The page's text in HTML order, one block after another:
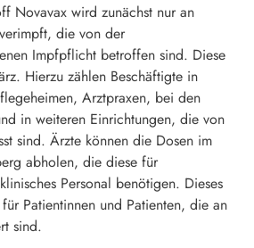
Novavax wird zunächst nur an
die von der
Impfpflicht betroffen sind. Diese
Hierzu zählen Beschäftigte in
Arztpraxen, bei den
in weiteren Einrichtungen, die von
sind. Ärzte können die Dosen im
abholen, die diese für
Personal benötigen. Dieses
Patientinnen und Patienten, die an
sind.